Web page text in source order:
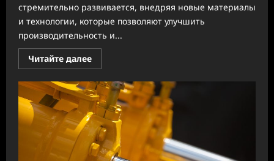
стремительно развивается, внедряя новые материалы
и технологии, которые позволяют улучшить
производительность и...
Читайте далееПрочитать
больше
Поликарбонат
бронза:
свойства
и
применение
в
современной
промышленности